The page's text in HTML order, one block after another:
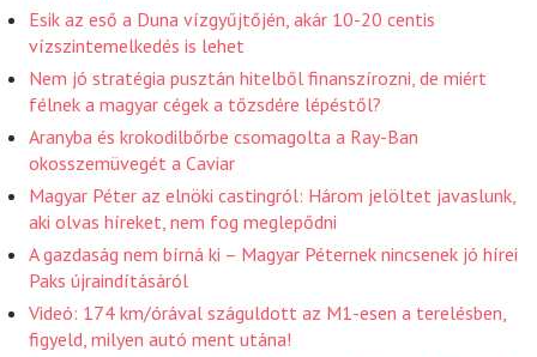
Esik az eső a Duna vízgyűjtőjén, akár 10-20 centis
vízszintemelkedés is lehet
Nem jó stratégia pusztán hitelből finanszírozni, de miért
félnek a magyar cégek a tőzsdére lépéstől?
Aranyba és krokodilbőrbe csomagolta a Ray-Ban
okosszemüvegét a Caviar
Magyar Péter az elnöki castingról: Három jelöltet javaslunk,
aki olvas híreket, nem fog meglepődni
A gazdaság nem bírná ki – Magyar Péternek nincsenek jó hírei
Paks újraindításáról
Videó: 174 km/órával száguldott az M1-esen a terelésben,
figyeld, milyen autó ment utána!